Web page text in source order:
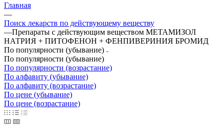
Главная
—
Поиск лекарств по действующему веществу
—Препараты с действующим веществом МЕТАМИЗОЛ
НАТРИЯ + ПИТОФЕНОН + ФЕНПИВЕРИНИЯ БРОМИД
По популярности (убывание)
По популярности (убывание)
По популярности (возрастание)
По алфавиту (убывание)
По алфавиту (возрастание)
По цене (убывание)
По цене (возрастание)